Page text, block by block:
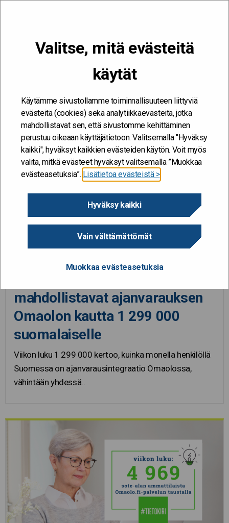
Valitse, mitä evästeitä
käytät
Käytämme sivustollamme toiminnallisuuteen liittyviä
evästeitä (cookies) sekä analytiikkaevästeitä, jotka
mahdollistavat sen, että sivustomme kehittäminen
perustuu oikeaan käyttäjätietoon. Valitsemalla "Hyväksy
kaikki", hyväksyt kaikkien evästeiden käytön. Voit myös
valita, mitkä evästeet hyväksyt valitsemalla ”Muokkaa
evästeasetuksia”. Lisätietoa evästeistä >
Hyväksy kaikki
Vain välttämättömät
Muokkaa evästeasetuksia
Kehitän ja kehityn #töissäSuomelle
Omaolo
mahdollistavat ajanvarauksen
Omaolon kautta 1 299 000
suomalaiselle
Viikon luku 1 299 000 kertoo, kuinka monella henkilöllä
Suomessa on ajanvarausintegraatio Omaolossa,
vähintään yhdessä..